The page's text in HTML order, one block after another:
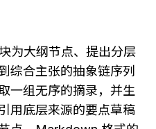
为大纲节点、提出分层
综合主张的抽象链序列
一组无序的摘录，并生
用底层来源的要点草稿